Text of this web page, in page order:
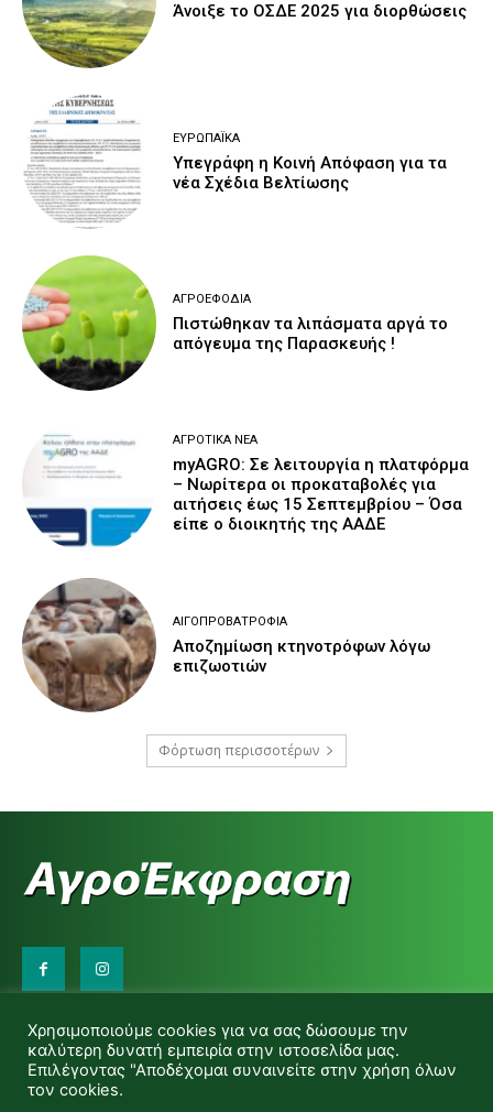
Άνοιξε το ΟΣΔΕ 2025 για διορθώσεις
ΕΥΡΩΠΑΪΚΆ
Υπεγράφη η Κοινή Απόφαση για τα
νέα Σχέδια Βελτίωσης
ΑΓΡΟΕΦΌΔΙΑ
Πιστώθηκαν τα λιπάσματα αργά το
απόγευμα της Παρασκευής !
ΑΓΡΟΤΙΚΆ ΝΈΑ
myAGRO: Σε λειτουργία η πλατφόρμα
– Νωρίτερα οι προκαταβολές για
αιτήσεις έως 15 Σεπτεμβρίου – Όσα
είπε ο διοικητής της ΑΑΔΕ
ΑΙΓΟΠΡΟΒΑΤΡΟΦΊΑ
Αποζημίωση κτηνοτρόφων λόγω
επιζωοτιών
Φόρτωση περισσοτέρων
d.makas@yahoo.gr
info@agrofitro.gr
Μακάς Ντίνος
Χρησιμοποιούμε cookies για να σας δώσουμε την
καλύτερη δυνατή εμπειρία στην ιστοσελίδα μας.
Επιλέγοντας "Αποδέχομαι συναινείτε στην χρήση όλων
τον cookies.